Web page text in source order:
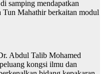
samping mendapatkan
Tun Mahathir berkaitan modul
Abdul Talib Mohamed
kongsi ilmu dan